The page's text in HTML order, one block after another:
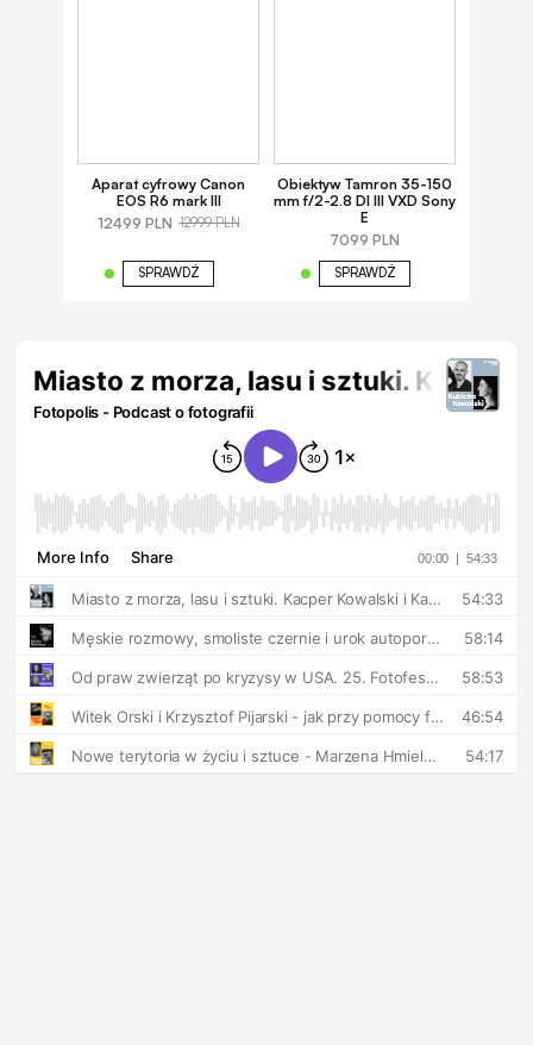
Aparat cyfrowy Canon
EOS R6 mark III
12499 PLN 12999 PLN
SPRAWDŹ
Obiektyw Tamron 35-150
mm f/2-2.8 DI III VXD Sony
E
7099 PLN
SPRAWDŹ